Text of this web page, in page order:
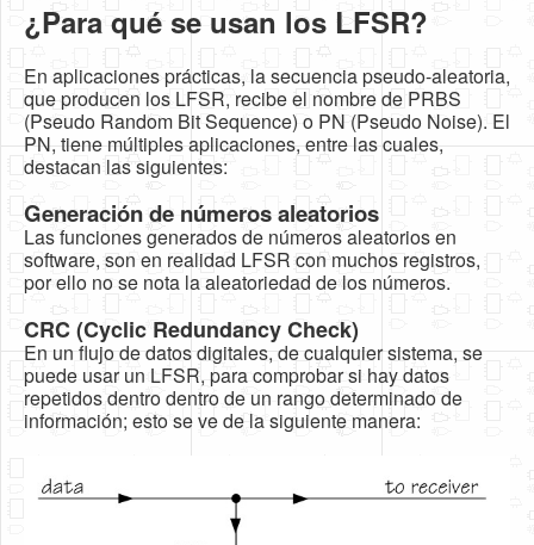
¿Para qué se usan los LFSR?
En aplicaciones prácticas, la secuencia pseudo-aleatoria,
que producen los LFSR, recibe el nombre de PRBS
(Pseudo Random Bit Sequence) o PN (Pseudo Noise). El
PN, tiene múltiples aplicaciones, entre las cuales,
destacan las siguientes:
Generación de números aleatorios
Las funciones generados de números aleatorios en
software, son en realidad LFSR con muchos registros,
por ello no se nota la aleatoriedad de los números.
CRC (Cyclic Redundancy Check)
En un flujo de datos digitales, de cualquier sistema, se
puede usar un LFSR, para comprobar si hay datos
repetidos dentro dentro de un rango determinado de
información; esto se ve de la siguiente manera: